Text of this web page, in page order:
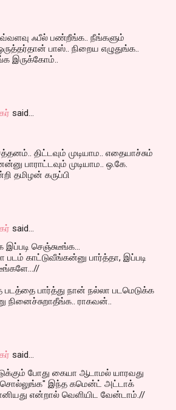
ஃபீல் பண்றீங்க.. நீங்களும்
பாஸ்.. நிறைய எழுதுங்க..
இருக்கோம்..
said…
திட்டவும் முடியாம.. எதையாச்சும்
பாராட்டவும் முடியாம.. ஒ.கே.
தமிழன் கருப்பி
said…
செஞ்சுடீங்க...
படம் காட்டுவீங்கன்னு பார்த்தா, இப்படி
பார்த்து நான் நல்லா படமெடுக்க
நினைச்சுறாதீங்க.. ராகவன்..
said…
போது கையா ஆடாமல் யாரவது
சொல்லுங்க" இந்த கமென்ட் அட்டாக்
என்றால் வெளியிட வேன்டாம்.//